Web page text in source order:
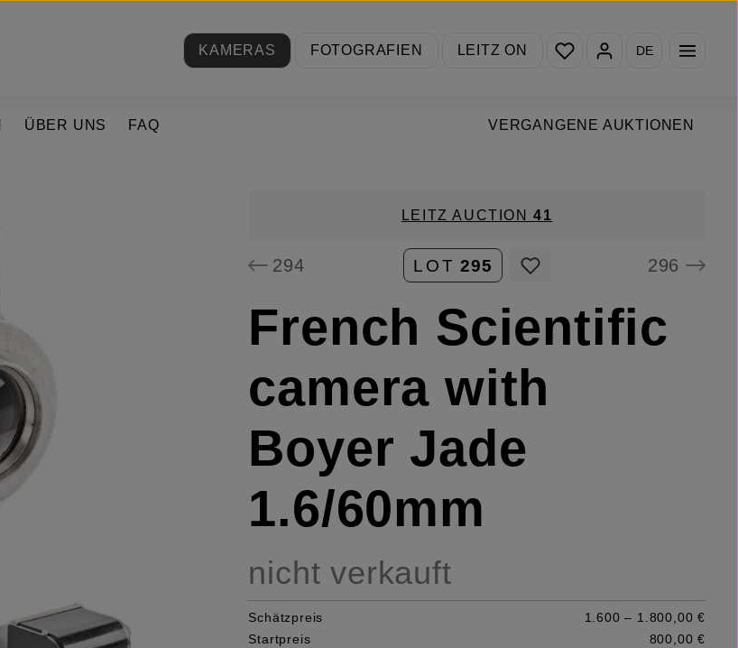
KAMERAS
FOTOGRAFIEN LEITZ ON
Du hast 0 Produkte auf
DE
VERGANGENE AUKTIONEN
ÜBER UNS FAQ
LEITZ AUCTION41
294 LOT 295 296
French Scientific
camera with
Boyer Jade
1.6/60mm
nicht verkauft
Schätzpreis
1.600 – 1.800,00 €
Startpreis
800,00 €